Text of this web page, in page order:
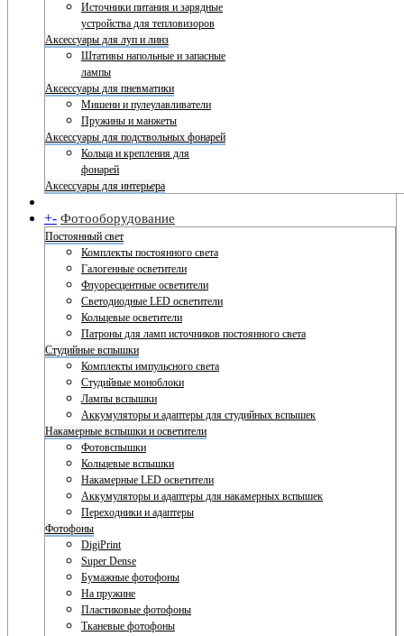
Источники питания и зарядные
устройства для тепловизоров
Аксессуары для луп и линз
Штативы напольные и запасные
лампы
Аксессуары для пневматики
Мишени и пулеулавливатели
Пружины и манжеты
Аксессуары для подствольных фонарей
Кольца и крепления для
фонарей
Аксессуары для интерьера
+- Фотооборудование
Постоянный свет
Комплекты постоянного света
Галогенные осветители
Флуоресцентные осветители
Светодиодные LED осветители
Кольцевые осветители
Патроны для ламп источников постоянного света
Студийные вспышки
Комплекты импульсного света
Студийные моноблоки
Лампы вспышки
Аккумуляторы и адаптеры для студийных вспышек
Накамерные вспышки и осветители
Фотовспышки
Кольцевые вспышки
Накамерные LED осветители
Аккумуляторы и адаптеры для накамерных вспышек
Переходники и адаптеры
Фотофоны
DigiPrint
Super Dense
Бумажные фотофоны
На пружине
Пластиковые фотофоны
Тканевые фотофоны